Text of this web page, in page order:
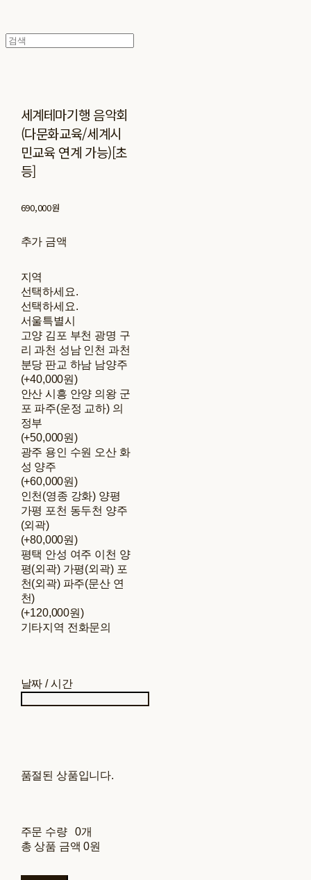
세계테마기행 음악회
(다문화교육/세계시
민교육 연계 가능)[초
등]
690,000원
추가 금액
지역
선택하세요.
선택하세요.
서울특별시
고양 김포 부천 광명 구
리 과천 성남 인천 과천
분당 판교 하남 남양주
(+40,000원)
안산 시흥 안양 의왕 군
포 파주(운정 교하) 의
정부
(+50,000원)
광주 용인 수원 오산 화
성 양주
(+60,000원)
인천(영종 강화) 양평
가평 포천 동두천 양주
(외곽)
(+80,000원)
평택 안성 여주 이천 양
평(외곽) 가평(외곽) 포
천(외곽) 파주(문산 연
천)
(+120,000원)
기타지역 전화문의
날짜 / 시간
품절된 상품입니다.
주문 수량
0개
총 상품 금액 0원